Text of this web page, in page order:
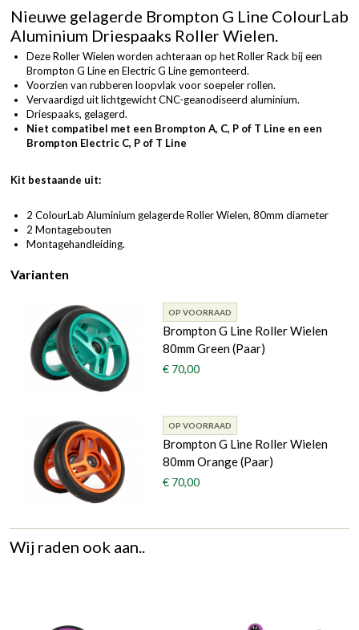
Nieuwe gelagerde Brompton G Line ColourLab
Aluminium Driespaaks Roller Wielen.
Deze Roller Wielen worden achteraan op het Roller Rack bij een
Brompton G Line en Electric G Line gemonteerd.
Voorzien van rubberen loopvlak voor soepeler rollen.
Vervaardigd uit lichtgewicht CNC-geanodiseerd aluminium.
Driespaaks, gelagerd.
Niet compatibel met een Brompton A, C, P of T Line en een
Brompton Electric C, P of T Line
Kit bestaande uit:
2 ColourLab Aluminium gelagerde Roller Wielen, 80mm diameter
2 Montagebouten
Montagehandleiding.
Varianten
OP VOORRAAD
Brompton G Line Roller Wielen
80mm Green (Paar)
€ 70,00
OP VOORRAAD
Brompton G Line Roller Wielen
80mm Orange (Paar)
€ 70,00
Wij raden ook aan..